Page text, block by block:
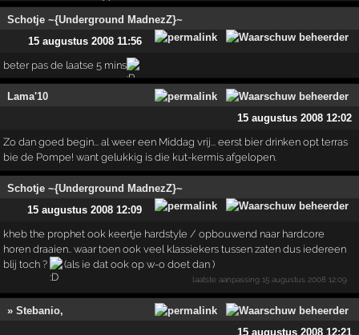
Schotje ~{Underground MadnezZ}~
15 augustus 2008 11:56
beter pas de laatse 5 mins
Lama'10
15 augustus 2008 12:02
Zo dan goed begin... al weer een Middag vrij... eerst bier drinken opt terras
bie de Pompe! want gelukkig is die kut-kermis afgelopen.
Schotje ~{Underground MadnezZ}~
15 augustus 2008 12:09
kheb the prophet ook keertje hardstyle / opbouwend naar hardcore
horen draaien.. waar toen ook veel klassiekers tussen zaten dus iedereen
blij toch ?
(als ie dat ook op w-o doet dan )
laatste aanpassing15 augustus 2008 12:09
» Stebanio,
15 augustus 2008 12:21